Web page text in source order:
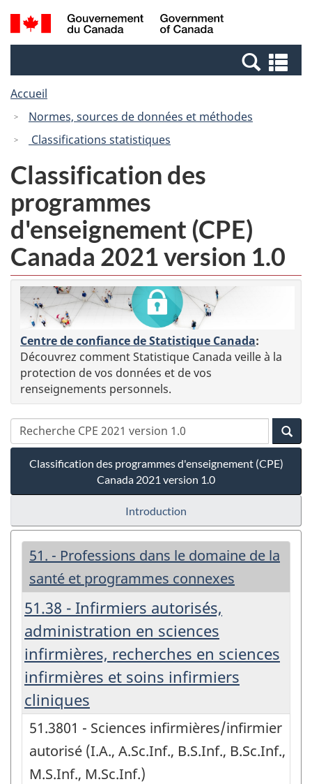
Passer
au
Passer
à
Canada
Recherche
et
et
Accueil
Normes, sources de données et méthodes
Classifications statistiques
Classification des
programmes
d'enseignement (CPE)
Canada 2021 version 1.0
Centre de confiance de Statistique Canada:
Découvrez comment Statistique Canada veille à la
protection de vos données et de vos
renseignements personnels.
Classification des programmes d'enseignement (CPE)
Canada 2021 version 1.0
Introduction
51. - Professions dans le domaine de la
santé et programmes connexes
51.38 - Infirmiers autorisés,
administration en sciences
infirmières, recherches en sciences
infirmières et soins infirmiers
cliniques
51.3801 - Sciences infirmières/infirmier
autorisé (I.A., A.Sc.Inf., B.S.Inf., B.Sc.Inf.,
M.S.Inf., M.Sc.Inf.)